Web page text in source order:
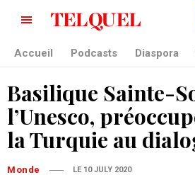
Accueil Podcasts Diaspora
Basilique Sainte-
l’Unesco,
la Turquie au
Monde LE 10 JULY 2020